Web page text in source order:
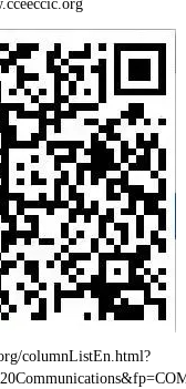
columnListEn.html?